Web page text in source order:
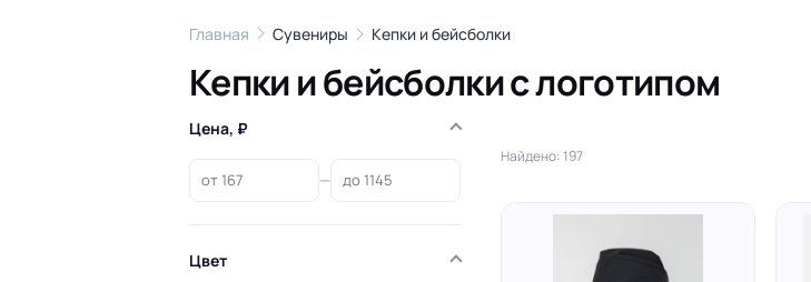
Бланки и формуляры
Бейджи
Визитки
Конверты
Ленты для бейджей
Папки
Грамоты
Буклеты
Карточные игры, колоды
Листовки, флаеры
Магниты
стикеры
Календари квартальные
Главная Сувениры Кепки и бейсболки
Кепки и бейсболки с логотипом
Цена, ₽
—
Цвет
Найдено: 197